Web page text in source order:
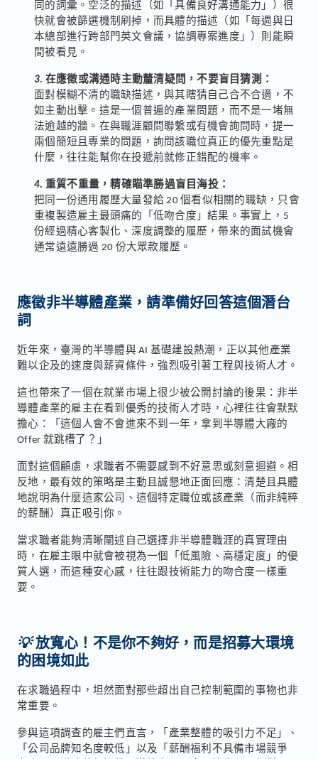
同的詞彙。空泛的描述（如「具備良好溝通能力」）很
快就會被篩選機制刷掉，而具體的描述（如「每週與日
本總部進行跨部門英文會議，協調專案進度」）則能瞬
間被看見。
3. 在應徵或溝通時主動釐清疑問，不要盲目猜測：
面對模糊不清的職缺描述，與其瞎猜自己合不合適，不
如主動出擊。這是一個普遍的產業問題，而不是一堵無
法逾越的牆。在與職涯顧問聯繫或有機會詢問時，提一
兩個簡短且專業的問題，詢問該職位真正的優先重點是
什麼，往往能幫你在投遞前就修正錯配的機率。
4. 重質不重量，精確瞄準勝過盲目海投：
把同一份通用履歷大量發給 20 個看似相關的職缺，只會
重複製造雇主最頭痛的「低吻合度」結果。事實上，5
份經過精心客製化、深度調整的履歷，帶來的面試機會
通常遠遠勝過 20 份大眾款履歷。
應徵非半導體產業，請準備好回答這個潛台
詞
近年來，臺灣的半導體與 AI 基礎建設熱潮，正以其他產業
難以企及的速度與薪資條件，強烈吸引著工程與技術人才。
這也帶來了一個在就業市場上很少被公開討論的後果：非半
導體產業的雇主在看到優秀的技術人才時，心裡往往會默默
擔心：「這個人會不會進來不到一年，拿到半導體大廠的
Offer 就跳槽了？」
面對這個顧慮，求職者不需要感到不好意思或刻意迴避。相
反地，最有效的策略是主動且誠懇地正面回應：清楚且具體
地說明為什麼這家公司、這個特定職位或該產業（而非純粹
的薪酬）真正吸引你。
當求職者能夠清晰闡述自己選擇非半導體職涯的真實理由
時，在雇主眼中就會被視為一個「低風險、高穩定度」的優
質人選，而這種安心感，往往跟技術能力的吻合度一樣重
要。
💡放寬心！不是你不夠好，而是招募大環境
的困境如此
在求職過程中，坦然面對那些超出自己控制範圍的事物也非
常重要。
參與這項調查的雇主們直言，「產業整體的吸引力不足」、
「公司品牌知名度較低」以及「薪酬福利不具備市場競爭